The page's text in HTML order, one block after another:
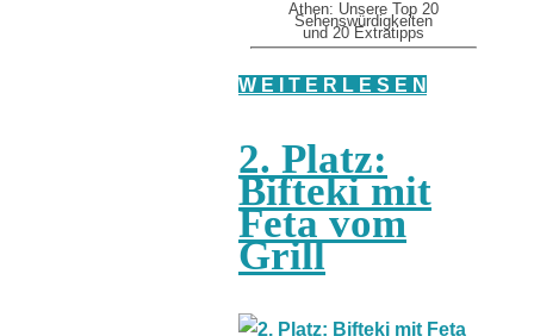
Athen: Unsere Top 20
Sehenswürdigkeiten
und 20 Extratipps
W E I T E R L E S E N
2. Platz:
Bifteki mit
Feta vom
Grill